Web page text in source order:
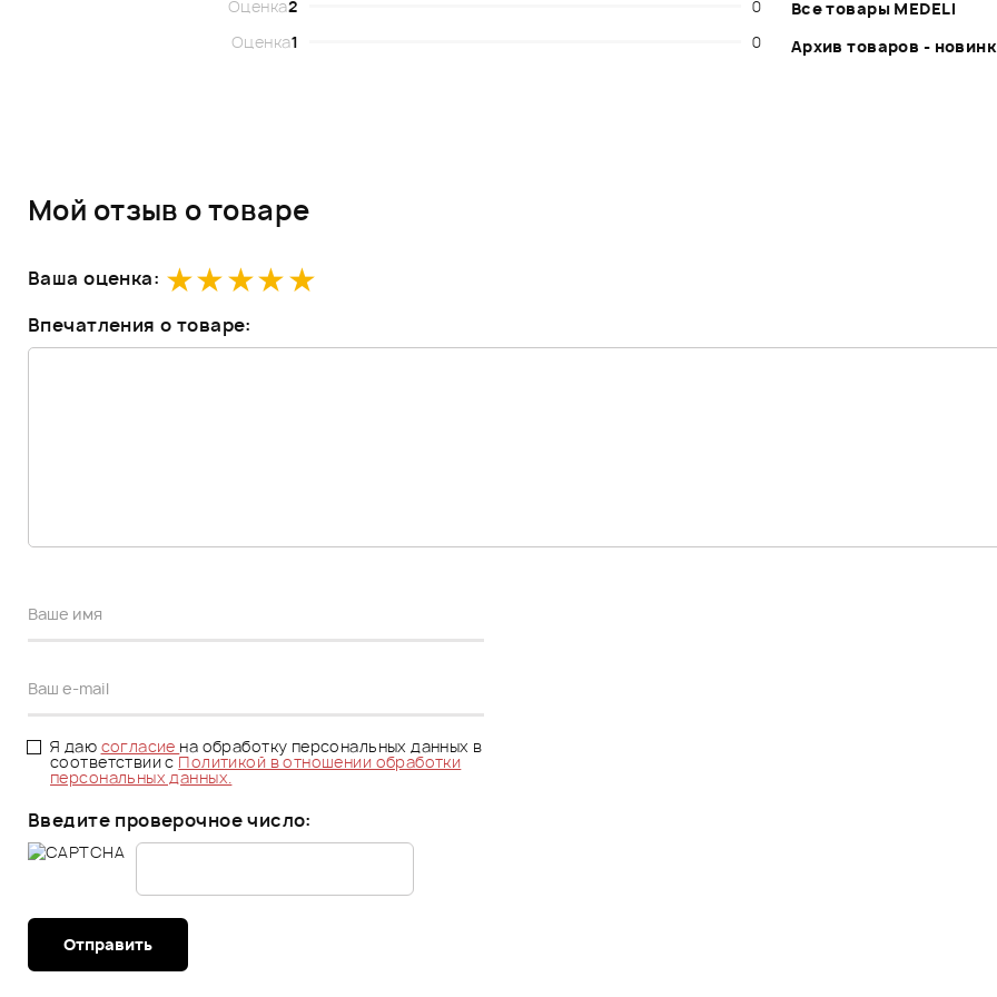
Оценка2
0
Оценка1 0
Все товары MEDELI
Архив товаров -
Мой отзыв о товаре
Ваша оценка:
Впечатления о товаре:
Я даю согласие на обработку персональных данных в
соответствии сПолитикой в отношении обработки
персональных данных.
Введите проверочное число:
Отправить